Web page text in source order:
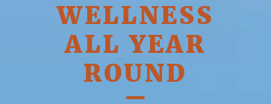
WELLNESS
ALL YEAR
ROUND